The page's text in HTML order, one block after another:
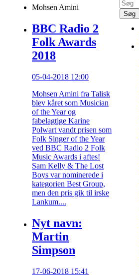
Mohsen Amini
BBC Radio 2
Folk Awards
2018
05-04-2018 12:00
Mohsen Amini fra Talisk
blev kåret som Musician
of the Year og
fabelagtige Karine
Polwart vandt prisen som
Folk Singer of the Year
ved BBC Radio 2 Folk
Music Awards i aftes!
Sam Kelly & The Lost
Boys var nominerede i
kategorien Best Group,
men den pris gik til irske
Lankum....
Nyt navn:
Martin
Simpson
17-06-2018 15:41